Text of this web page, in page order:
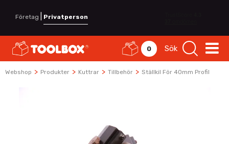
Företag Privatperson
0 Sök
Webshop > Produkter > Kuttrar > Tillbehör > Ställkil För 40mm Profil